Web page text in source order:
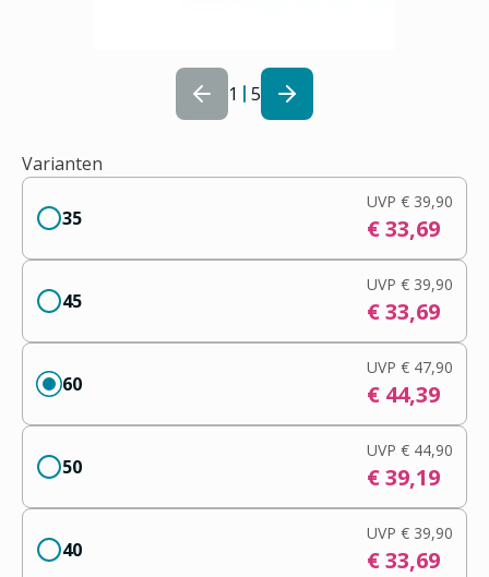
1 5
Varianten
35
UVP € 39,90
€ 33,69
45
UVP € 39,90
€ 33,69
60
UVP € 47,90
€ 44,39
50
UVP € 44,90
€ 39,19
40
UVP € 39,90
€ 33,69